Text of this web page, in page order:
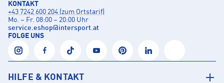
KONTAKT
+43 7242 600 204 (zum Ortstarif)
Mo. – Fr. 08:00 – 20:00 Uhr
service.eshop@intersport.at
FOLGE UNS
HILFE & KONTAKT